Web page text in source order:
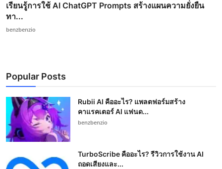
เรียนรู้การใช้ AI ChatGPT Prompts สร้างแผนความยั่งยืน
ทา...
benzbenzio
Popular Posts
Rubii AI คืออะไร? แพลตฟอร์มสร้าง
คาแรคเตอร์ AI แฟนด...
benzbenzio
TurboScribe คืออะไร? รีวิวการใช้งาน AI
ถอดเสียงและ...